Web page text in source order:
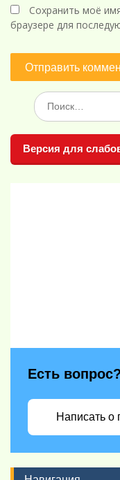
Сохранить моё
браузере для
Поиск
по:
Версия для
Есть вопрос?
Написать о